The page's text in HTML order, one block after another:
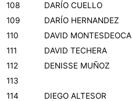
108
DARÍO CUELLO
109
DARÍO HERNANDEZ
110
DAVID MONTESDEOCA
111
DAVID TECHERA
112
DENISSE MUÑOZ
113
114
DIEGO ALTESOR